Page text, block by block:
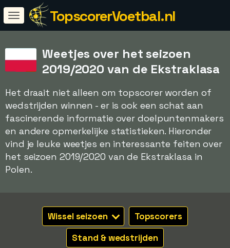
TopscorerVoetbal.nl
Weetjes over het seizoen
2019/2020 van de Ekstraklasa
Het draait niet alleen om topscorer worden of
wedstrijden winnen - er is ook een schat aan
fascinerende informatie over doelpuntenmakers
en andere opmerkelijke statistieken. Hieronder
vind je leuke weetjes en interessante feiten over
het seizoen 2019/2020 van de Ekstraklasa in
Polen.
Wissel seizoen
Topscorers
Stand & wedstrijden